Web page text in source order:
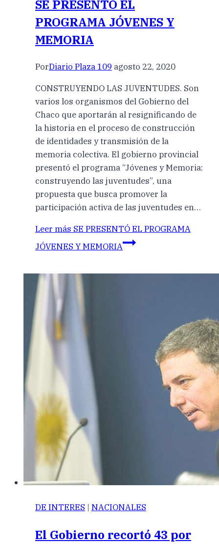
SE PRESENTÓ EL
PROGRAMA JÓVENES Y
MEMORIA
PorDiario Plaza 109 agosto 22, 2020
CONSTRUYENDO LAS JUVENTUDES. Son
varios los organismos del Gobierno del
Chaco que aportarán al resignificando de
la historia en el proceso de construcción
de identidades y transmisión de la
memoria colectiva. El gobierno provincial
presentó el programa “Jóvenes y Memoria:
construyendo las juventudes”, una
propuesta que busca promover la
participación activa de las juventudes en…
Leer más SE PRESENTÓ EL PROGRAMA
JÓVENES Y MEMORIA
DE INTERES | NACIONALES
El Gobierno recortó 43 por